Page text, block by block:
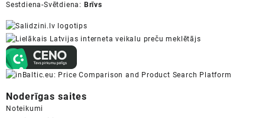
Sestdiena-Svētdiena: Brīvs
Noderīgas saites
Noteikumi